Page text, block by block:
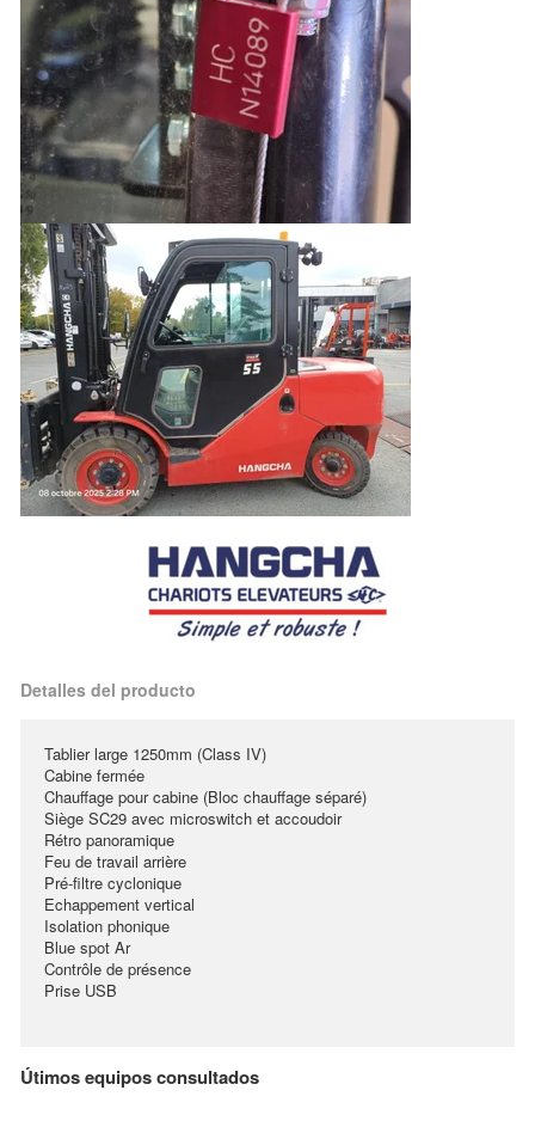
Detalles del producto
Tablier large 1250mm (Class IV)
Cabine fermée
Chauffage pour cabine (Bloc chauffage séparé)
Siège SC29 avec microswitch et accoudoir
Rétro panoramique
Feu de travail arrière
Pré-filtre cyclonique
Echappement vertical
Isolation phonique
Blue spot Ar
Contrôle de présence
Prise USB
Útimos equipos consultados